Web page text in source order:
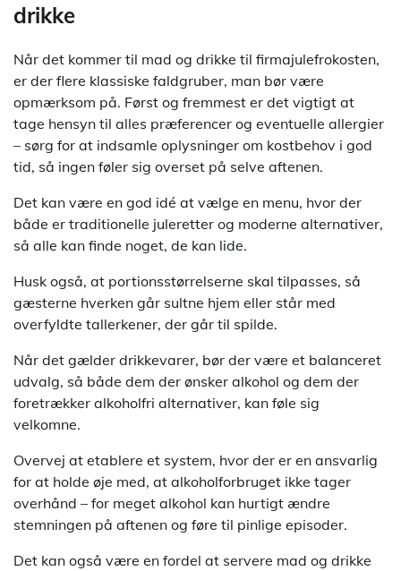
drikke
Når det kommer til mad og drikke til firmajulefrokosten,
er der flere klassiske faldgruber, man bør være
opmærksom på. Først og fremmest er det vigtigt at
tage hensyn til alles præferencer og eventuelle allergier
– sørg for at indsamle oplysninger om kostbehov i god
tid, så ingen føler sig overset på selve aftenen.
Det kan være en god idé at vælge en menu, hvor der
både er traditionelle juleretter og moderne alternativer,
så alle kan finde noget, de kan lide.
Husk også, at portionsstørrelserne skal tilpasses, så
gæsterne hverken går sultne hjem eller står med
overfyldte tallerkener, der går til spilde.
Når det gælder drikkevarer, bør der være et balanceret
udvalg, så både dem der ønsker alkohol og dem der
foretrækker alkoholfri alternativer, kan føle sig
velkomne.
Overvej at etablere et system, hvor der er en ansvarlig
for at holde øje med, at alkoholforbruget ikke tager
overhånd – for meget alkohol kan hurtigt ændre
stemningen på aftenen og føre til pinlige episoder.
Det kan også være en fordel at servere mad og drikke